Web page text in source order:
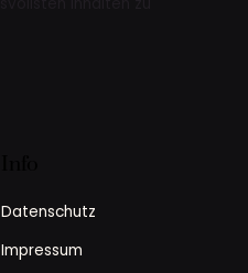
Datenschutz
Impressum